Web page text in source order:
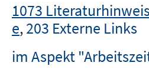
1073
e,203 Externe Links
im Aspekt